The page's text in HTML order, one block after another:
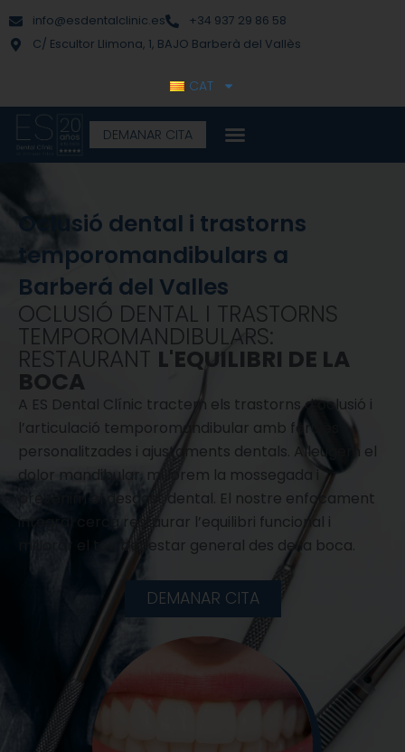
contingut
contingut
info@esdentalclinic.es
+34 937 29 86 58
C/ Escultor Llimona, 1, BAJO Barberà del Vallès
CAT
DEMANAR CITA
Oclusió dental i trastorns
temporomandibulars a
Barberá del Valles
OCLUSIÓ DENTAL I TRASTORNS
TEMPOROMANDIBULARS:
RESTAURANT L'EQUILIBRI DE LA
BOCA
A ES Dental Clínic tractem els trastorns d’oclusió i
l’articulació temporomandibular amb fèrules
personalitzades i ajustaments dentals. Alleugem el
dolor mandibular, millorem la mossegada i
prevenim el desgast dental. El nostre enfocament
integral cerca restaurar l’equilibri funcional i
millorar el teu benestar general des de la boca.
DEMANAR CITA